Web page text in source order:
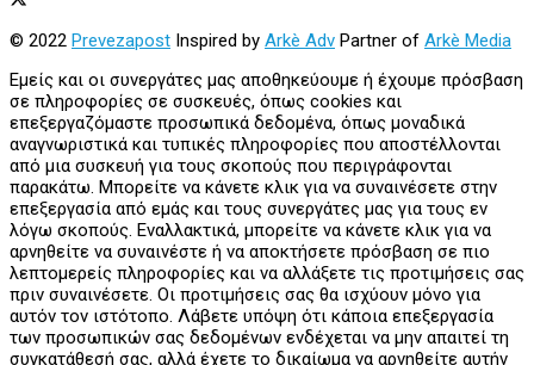
© 2022 Prevezapost Inspired by Arkè Adv Partner of Arkè Media
Εμείς και οι συνεργάτες μας αποθηκεύουμε ή έχουμε πρόσβαση
σε πληροφορίες σε συσκευές, όπως cookies και
επεξεργαζόμαστε προσωπικά δεδομένα, όπως μοναδικά
αναγνωριστικά και τυπικές πληροφορίες που αποστέλλονται
από μια συσκευή για τους σκοπούς που περιγράφονται
παρακάτω. Μπορείτε να κάνετε κλικ για να συναινέσετε στην
επεξεργασία από εμάς και τους συνεργάτες μας για τους εν
λόγω σκοπούς. Εναλλακτικά, μπορείτε να κάνετε κλικ για να
αρνηθείτε να συναινέστε ή να αποκτήσετε πρόσβαση σε πιο
λεπτομερείς πληροφορίες και να αλλάξετε τις προτιμήσεις σας
πριν συναινέσετε. Οι προτιμήσεις σας θα ισχύουν μόνο για
αυτόν τον ιστότοπο. Λάβετε υπόψη ότι κάποια επεξεργασία
των προσωπικών σας δεδομένων ενδέχεται να μην απαιτεί τη
συγκατάθεσή σας, αλλά έχετε το δικαίωμα να αρνηθείτε αυτήν